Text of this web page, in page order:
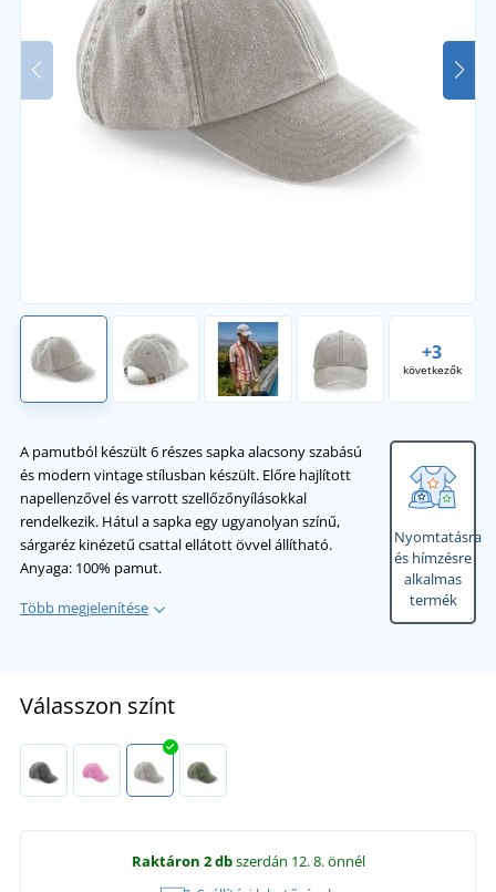
+3
következők
A pamutból készült 6 részes sapka alacsony szabású
és modern vintage stílusban készült. Előre hajlított
napellenzővel és varrott szellőzőnyílásokkal
rendelkezik. Hátul a sapka egy ugyanolyan színű,
sárgaréz kinézetű csattal ellátott övvel állítható.
Anyaga: 100% pamut.
Több megjelenítése
Nyomtatásra
és hímzésre
alkalmas
termék
Válasszon színt
Raktáron 2 dbszerdán 12. 8.önnél